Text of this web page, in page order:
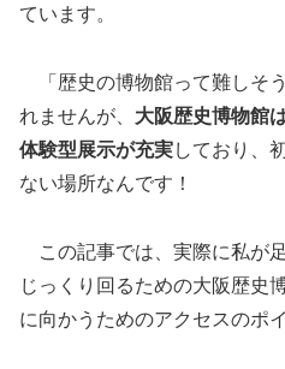
ています。
「歴史の博物館って難しそ
れませんが、 大阪歴史博物館
体験型展示が充実しており、
ない場所なんです！
この記事では、実際に私が
じっくり回るための大阪歴史
に向かうためのアクセスのポ